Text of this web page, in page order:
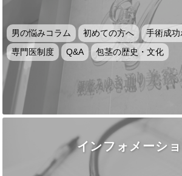
男の悩みコラム 初めての方へ
手術成功
専門医制度
Q&A 包茎の歴史・文化
インフォメーシ